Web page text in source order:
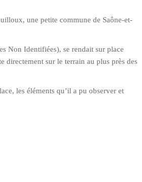
une petite commune de Saône-et-
Non Identifiées), se rendait sur place
directement sur le terrain au plus près des
les éléments qu’il a pu observer et